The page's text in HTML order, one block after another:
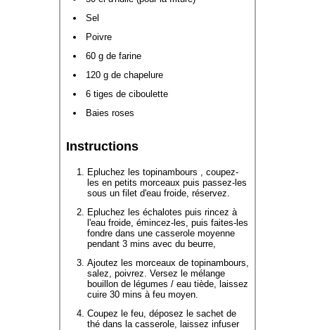
Sel
Poivre
60 g de farine
120 g de chapelure
6 tiges de ciboulette
Baies roses
Instructions
Epluchez les topinambours , coupez-
les en petits morceaux puis passez-les
sous un filet d'eau froide, réservez.
Epluchez les échalotes puis rincez à
l'eau froide, émincez-les, puis faites-les
fondre dans une casserole moyenne
pendant 3 mins avec du beurre,
Ajoutez les morceaux de topinambours,
salez, poivrez. Versez le mélange
bouillon de légumes / eau tiède, laissez
cuire 30 mins à feu moyen.
Coupez le feu, déposez le sachet de
thé dans la casserole, laissez infuser